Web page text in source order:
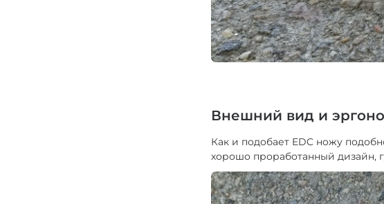
Внешний вид и
Как и подобает EDC ножу
хорошо проработанный дизайн,